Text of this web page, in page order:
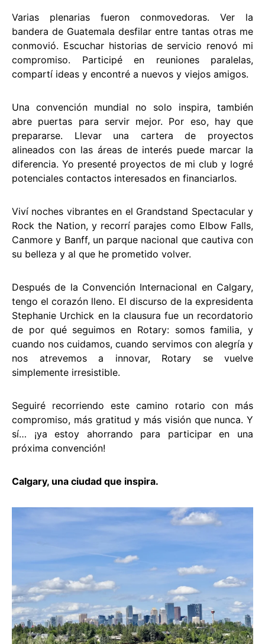
Varias plenarias fueron conmovedoras. Ver la
bandera de Guatemala desfilar entre tantas otras me
conmovió. Escuchar historias de servicio renovó mi
compromiso. Participé en reuniones paralelas,
compartí ideas y encontré a nuevos y viejos amigos.
Una convención mundial no solo inspira, también
abre puertas para servir mejor. Por eso, hay que
prepararse. Llevar una cartera de proyectos
alineados con las áreas de interés puede marcar la
diferencia. Yo presenté proyectos de mi club y logré
potenciales contactos interesados en financiarlos.
Viví noches vibrantes en el Grandstand Spectacular y
Rock the Nation, y recorrí parajes como Elbow Falls,
Canmore y Banff, un parque nacional que cautiva con
su belleza y al que he prometido volver.
Después de la Convención Internacional en Calgary,
tengo el corazón lleno. El discurso de la expresidenta
Stephanie Urchick en la clausura fue un recordatorio
de por qué seguimos en Rotary: somos familia, y
cuando nos cuidamos, cuando servimos con alegría y
nos atrevemos a innovar, Rotary se vuelve
simplemente irresistible.
Seguiré recorriendo este camino rotario con más
compromiso, más gratitud y más visión que nunca. Y
sí… ¡ya estoy ahorrando para participar en una
próxima convención!
Calgary, una ciudad que inspira.